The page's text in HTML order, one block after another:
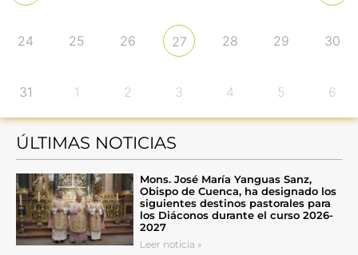
24 25 26 27 28 29 30
31 1 2 3 4 5 6
ÚLTIMAS NOTICIAS
Mons. José María Yanguas Sanz,
Obispo de Cuenca, ha designado los
siguientes destinos pastorales para
los Diáconos durante el curso 2026-
2027
Leer noticia »